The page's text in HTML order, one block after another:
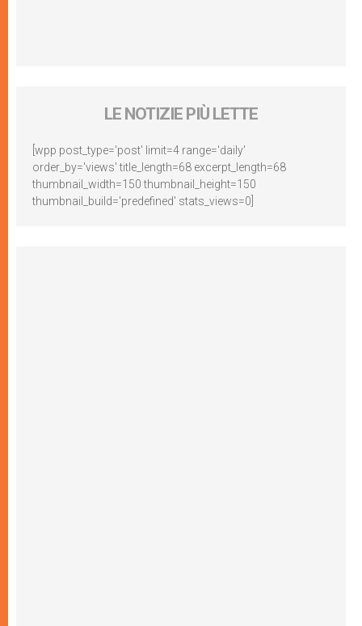
LE NOTIZIE PIÙ LETTE
[wpp post_type='post' limit=4 range='daily'
order_by='views' title_length=68 excerpt_length=68
thumbnail_width=150 thumbnail_height=150
thumbnail_build='predefined' stats_views=0]